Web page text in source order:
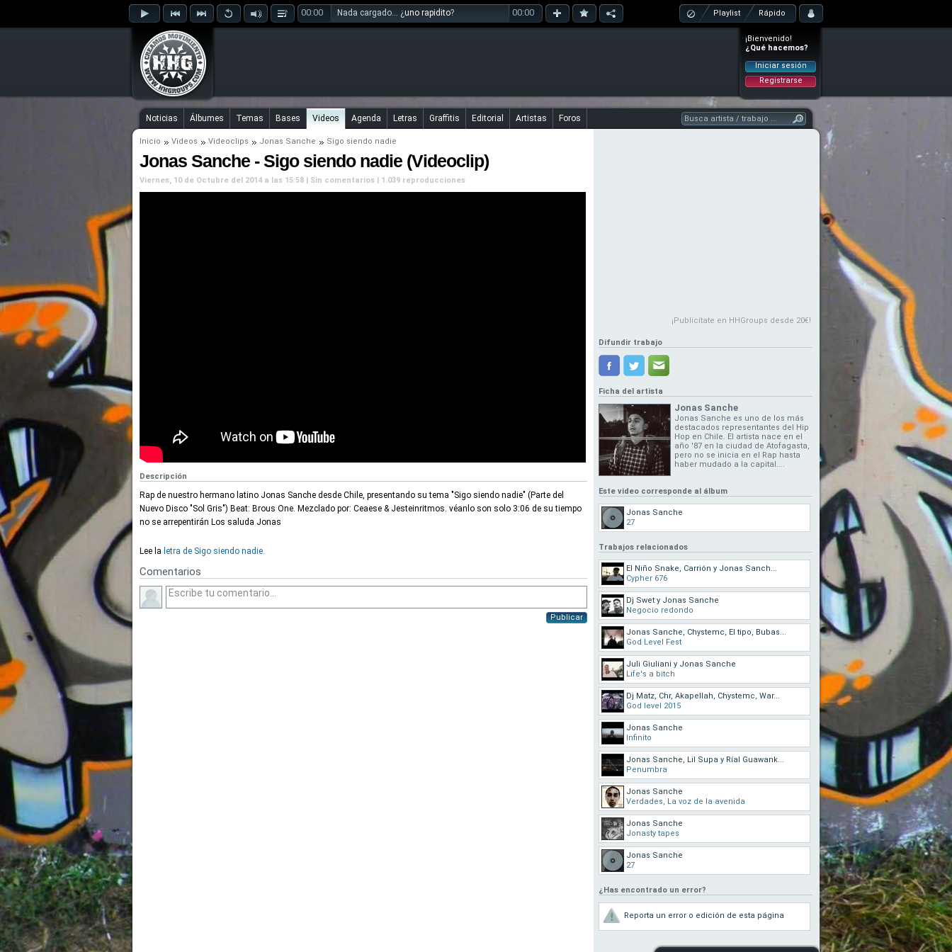
00:00 Nada cargado... ¿uno rapidito? 00:00 Playlist Rápido
¡Bienvenido!
¿Qué hacemos?
Iniciar sesión
Registrarse
Noticias Álbumes Temas Bases Videos Agenda Letras Graffitis Editorial Artistas Foros
Inicio Videos Videoclips Jonas Sanche Sigo siendo nadie
Jonas Sanche - Sigo siendo nadie (Videoclip)
Viernes, 10 de Octubre del 2014 a las 15:58 | Sin comentarios | 1.039 reproducciones
Descripción
Rap de nuestro hermano latino Jonas Sanche desde Chile, presentando su tema "Sigo siendo nadie" (Parte del
Nuevo Disco "Sol Gris") Beat: Brous One. Mezclado por: Ceaese & Jesteinritmos. véanlo son solo 3:06 de su tiempo
no se arrepentirán Los saluda Jonas
Lee la letra de Sigo siendo nadie.
Comentarios
Publicar
¡Publicítate en HHGroups desde 20€!
Difundir trabajo
Ficha del artista
Jonas Sanche
Jonas Sanche es uno de los más
destacados representantes del Hip
Hop en Chile. El artista nace en el
año '87 en la ciudad de Atofagasta,
pero no se inicia en el Rap hasta
haber mudado a la capital....
Este video corresponde al álbum
Jonas Sanche
27
Trabajos relacionados
El Niño Snake, Carrión y Jonas Sanch...
Cypher 676
Dj Swet y Jonas Sanche
Negocio redondo
Jonas Sanche, Chystemc, El tipo, Bubas...
God Level Fest
Juli Giuliani y Jonas Sanche
Life's a bitch
Dj Matz, Chr, Akapellah, Chystemc, War...
God level 2015
Jonas Sanche
Infinito
Jonas Sanche, Lil Supa y Ríal Guawank...
Penumbra
Jonas Sanche
Verdades, La voz de la avenida
Jonas Sanche
Jonasty tapes
Jonas Sanche
27
¿Has encontrado un error?
Reporta un error o edición de esta página